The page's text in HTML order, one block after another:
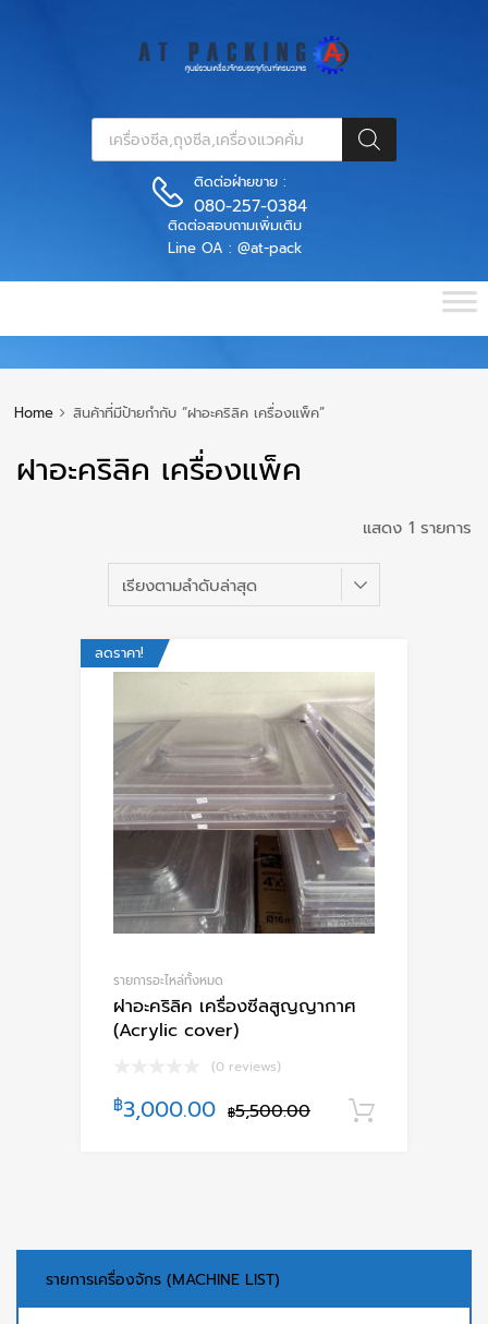
ติดต่อฝ่ายขาย :
080-257-0384
ติดต่อสอบถามเพิ่มเติม
Line OA : @at-pack
Home สินค้าที่มีป้ายกำกับ “ฝาอะคริลิค เครื่องแพ็ค”
ฝาอะคริลิค เครื่องแพ็ค
แสดง 1 รายการ
ลดราคา!
รายการอะไหล่ทั้งหมด
ฝาอะคริลิค เครื่องซีลสูญญากาศ
(Acrylic cover)
(0 reviews)
฿5,500.00
฿3,000.00
รายการเครื่องจักร (MACHINE LIST)